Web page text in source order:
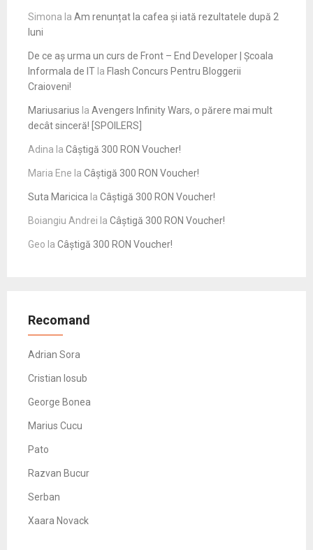
Simona la Am renunțat la cafea și iată rezultatele după 2
luni
De ce aș urma un curs de Front – End Developer | Școala
Informala de IT la Flash Concurs Pentru Bloggerii
Craioveni!
Mariusarius la Avengers Infinity Wars, o părere mai mult
decât sinceră! [SPOILERS]
Adina la Câștigă 300 RON Voucher!
Maria Ene la Câștigă 300 RON Voucher!
Suta Maricica la Câștigă 300 RON Voucher!
Boiangiu Andrei la Câștigă 300 RON Voucher!
Geo la Câștigă 300 RON Voucher!
Recomand
Adrian Sora
Cristian Iosub
George Bonea
Marius Cucu
Pato
Razvan Bucur
Serban
Xaara Novack